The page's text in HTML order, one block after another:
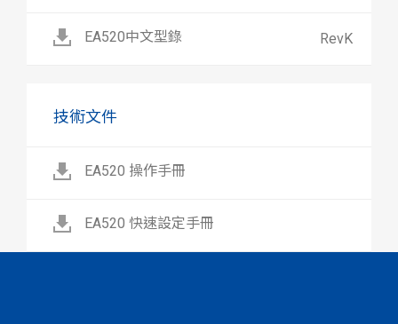
EA520中文型錄 RevK
技術文件
EA520 操作手冊
EA520 快速設定手冊